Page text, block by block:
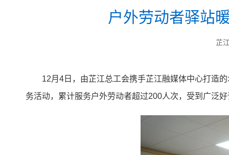
户外劳动者驿站
芷
12月4日，由芷江总工会携手芷江融媒体中心打造
务活动，累计服务户外劳动者超过200人次，受到广泛